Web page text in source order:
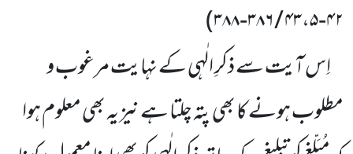
۴۲-۴۳،۵ / ۳۸۶-۳۸۸
)
اِس آیت سے ذکرِ الٰہی کے نہایت مرغوب و
مطلوب ہونے کا بھی پتہ چلتا ہے نیز یہ بھی معلوم ہوا